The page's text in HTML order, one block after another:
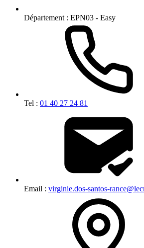
Département : EPN03 - Easy
Tel : 01 40 27 24 81
Email : virginie.dos-santos-